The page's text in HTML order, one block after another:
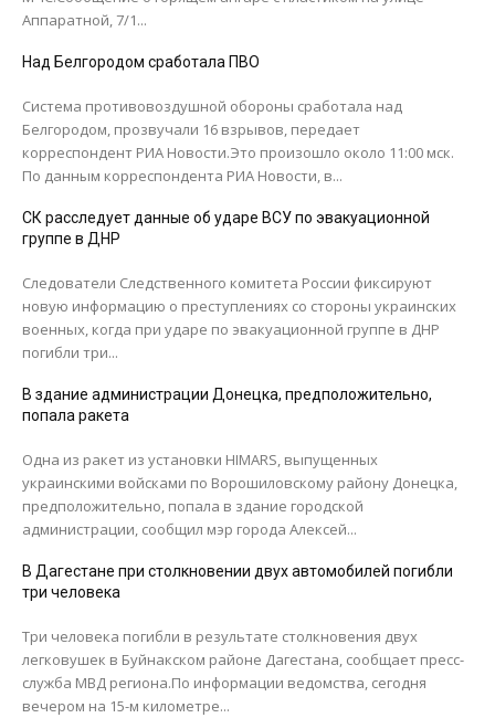
Аппаратной, 7/1...
Над Белгородом сработала ПВО
Система противовоздушной обороны сработала над
Белгородом, прозвучали 16 взрывов, передает
корреспондент РИА Новости.Это произошло около 11:00 мск.
По данным корреспондента РИА Новости, в...
СК расследует данные об ударе ВСУ по эвакуационной
группе в ДНР
Следователи Следственного комитета России фиксируют
новую информацию о преступлениях со стороны украинских
военных, когда при ударе по эвакуационной группе в ДНР
погибли три...
В здание администрации Донецка, предположительно,
попала ракета
Одна из ракет из установки HIMARS, выпущенных
украинскими войсками по Ворошиловскому району Донецка,
предположительно, попала в здание городской
администрации, сообщил мэр города Алексей...
В Дагестане при столкновении двух автомобилей погибли
три человека
Три человека погибли в результате столкновения двух
легковушек в Буйнакском районе Дагестана, сообщает пресс-
служба МВД региона.По информации ведомства, сегодня
вечером на 15-м километре...